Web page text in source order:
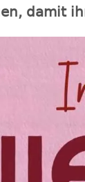
damit